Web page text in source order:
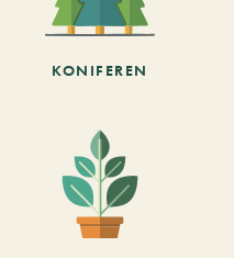
KONIFEREN